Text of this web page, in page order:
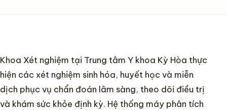
Chuyên khoa
Hướng dẫn
Khoa Xét nghiệm tại Trung tâm Y khoa Kỳ Hòa thực
hiện các xét nghiệm sinh hóa, huyết học và miễn
dịch phục vụ chẩn đoán lâm sàng, theo dõi điều trị
và khám sức khỏe định kỳ. Hệ thống máy phân tích